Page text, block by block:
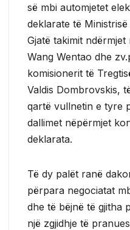
së mbi automjetet
deklarate të
Gjatë takimit
Wang Wentao dhe
komisionerit të
Valdis Dombrovskis,
qartë vullnetin e tyre
dallimet nëpërmjet
deklarata.
Të dy palët ranë
përpara negociatat
dhe të bëjnë të gjitha
një zgjidhje të